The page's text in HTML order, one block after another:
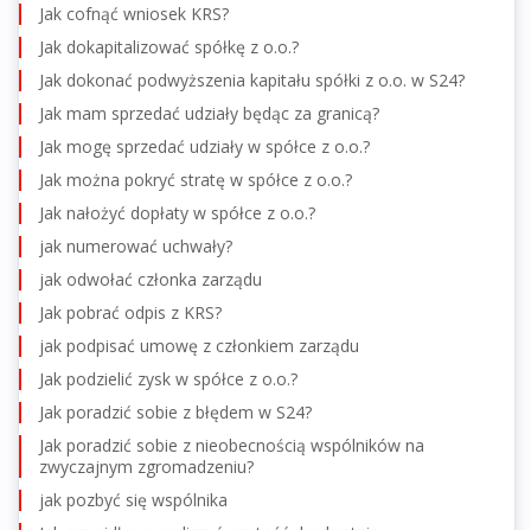
Jak cofnąć wniosek KRS?
Jak dokapitalizować spółkę z o.o.?
Jak dokonać podwyższenia kapitału spółki z o.o. w S24?
Jak mam sprzedać udziały będąc za granicą?
Jak mogę sprzedać udziały w spółce z o.o.?
Jak można pokryć stratę w spółce z o.o.?
Jak nałożyć dopłaty w spółce z o.o.?
jak numerować uchwały?
jak odwołać członka zarządu
Jak pobrać odpis z KRS?
jak podpisać umowę z członkiem zarządu
Jak podzielić zysk w spółce z o.o.?
Jak poradzić sobie z błędem w S24?
Jak poradzić sobie z nieobecnością wspólników na
zwyczajnym zgromadzeniu?
jak pozbyć się wspólnika